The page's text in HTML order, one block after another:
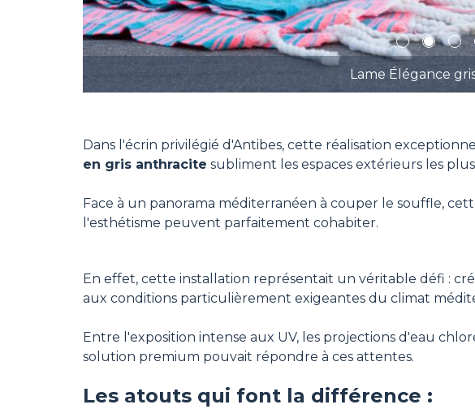
Lame Élégance
1 2 3
Dans l'écrin privilégié d'Antibes, cette réalisation
en gris anthracite subliment les espaces extérieurs les
Face à un panorama méditerranéen à couper le souffle,
l'esthétisme peuvent parfaitement cohabiter.
En effet, cette installation représentait un véritable défi :
aux conditions particulièrement exigeantes du climat
Entre l'exposition intense aux UV, les projections d'eau
solution premium pouvait répondre à ces attentes.
Les atouts qui font la différence :